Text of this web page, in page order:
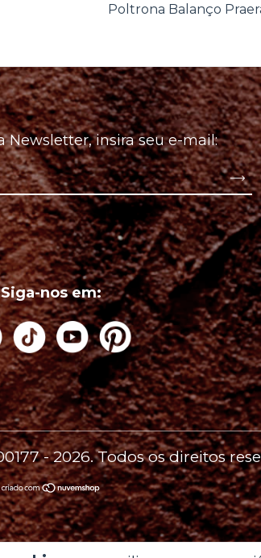
Poltrona Balanço
Newsletter, insira seu e-mail:
Siga-nos em:
- 2026. Todos os direitos